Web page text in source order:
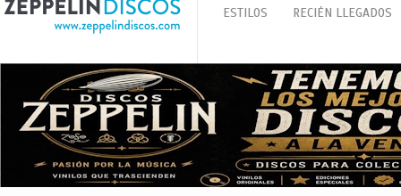
ESTILOS RECIÉN LLEGADOS